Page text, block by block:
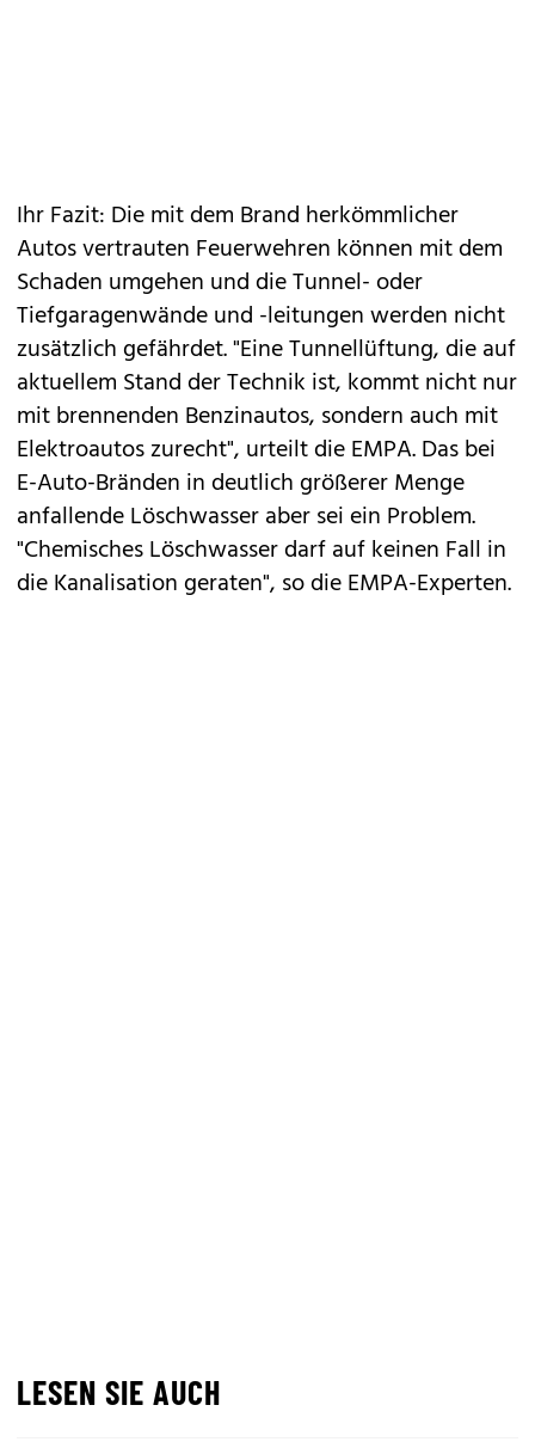
Ihr Fazit: Die mit dem Brand herkömmlicher
Autos vertrauten Feuerwehren können mit dem
Schaden umgehen und die Tunnel- oder
Tiefgaragenwände und -leitungen werden nicht
zusätzlich gefährdet. "Eine Tunnellüftung, die auf
aktuellem Stand der Technik ist, kommt nicht nur
mit brennenden Benzinautos, sondern auch mit
Elektroautos zurecht", urteilt die EMPA. Das bei
E-Auto-Bränden in deutlich größerer Menge
anfallende Löschwasser aber sei ein Problem.
"Chemisches Löschwasser darf auf keinen Fall in
die Kanalisation geraten", sodie EMPA-Experten.
LESEN SIE AUCH